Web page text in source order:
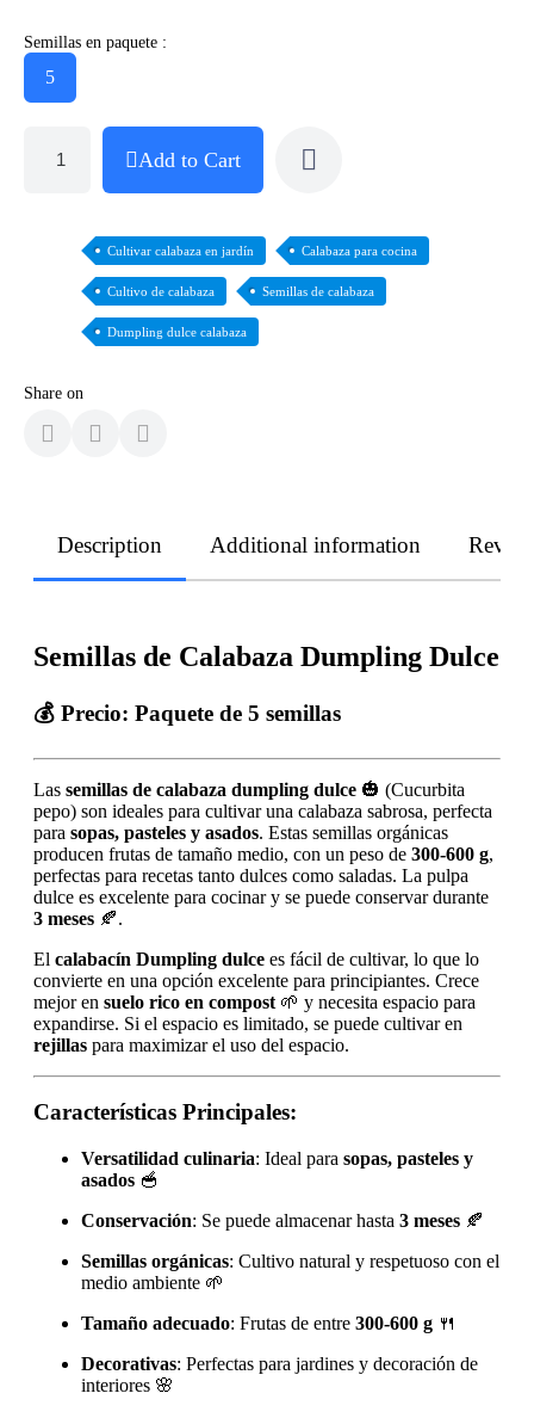
Semillas en paquete :
5
Add to Cart
Cultivar calabaza en jardín Calabaza para cocina
Cultivo de calabaza Semillas de calabaza
Dumpling dulce calabaza
Share on
Description Additional information
Semillas de Calabaza Dumpling Dulce
💰 Precio: Paquete de 5 semillas
Las semillas de calabaza dumpling dulce 🎃 (Cucurbita
pepo) son ideales para cultivar una calabaza sabrosa, perfecta
para sopas, pasteles y asados. Estas semillas orgánicas
producen frutas de tamaño medio, con un peso de 300-600 g,
perfectas para recetas tanto dulces como saladas. La pulpa
dulce es excelente para cocinar y se puede conservar durante
3 meses 🍂.
El calabacín Dumpling dulce es fácil de cultivar, lo que lo
convierte en una opción excelente para principiantes. Crece
mejor en suelo rico en compost 🌱 y necesita espacio para
expandirse. Si el espacio es limitado, se puede cultivar en
rejillas para maximizar el uso del espacio.
Características Principales:
Versatilidad culinaria: Ideal para sopas, pasteles y
asados 🥣
Conservación: Se puede almacenar hasta 3 meses 🍂
Semillas orgánicas: Cultivo natural y respetuoso con el
medio ambiente 🌱
Tamaño adecuado: Frutas de entre 300-600 g 🍴
Decorativas: Perfectas para jardines y decoración de
interiores 🌸